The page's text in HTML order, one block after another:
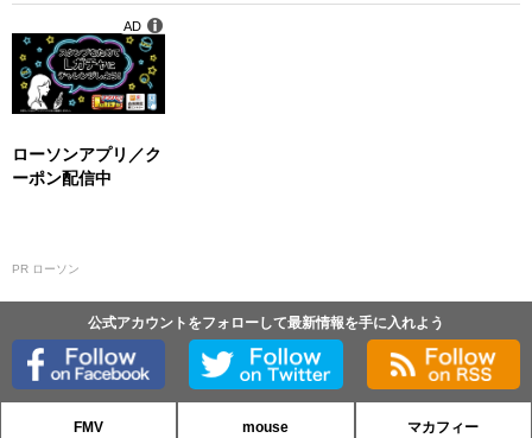
ローソンアプリ／ク
ーポン配信中
PR ローソン
AD
公式アカウントをフォローして最新情報を手に入れよう
FMV mouse マカフィー